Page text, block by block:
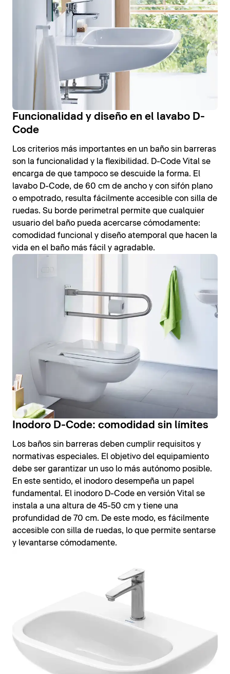
Funcionalidad y diseño en el lavabo D-
Code
Los criterios más importantes en un baño sin barreras
son la funcionalidad y la flexibilidad. D-Code Vital se
encarga de que tampoco se descuide la forma. El
lavabo D-Code, de 60 cm de ancho y con sifón plano
o empotrado, resulta fácilmente accesible con silla de
ruedas. Su borde perimetral permite que cualquier
usuario del baño pueda acercarse cómodamente:
comodidad funcional y diseño atemporal que hacen la
vida en el baño más fácil y agradable.
Inodoro D-Code: comodidad sin límites
Los baños sin barreras deben cumplir requisitos y
normativas especiales. El objetivo del equipamiento
debe ser garantizar un uso lo más autónomo posible.
En este sentido, el inodoro desempeña un papel
fundamental. El inodoro D-Code en versión Vital se
instala a una altura de 45-50 cm y tiene una
profundidad de 70 cm. De este modo, es fácilmente
accesible con silla de ruedas, lo que permite sentarse
y levantarse cómodamente.